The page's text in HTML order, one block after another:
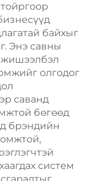
байхыг
Энэ савны
жишээлбэл
олгодог
саванд
бөгөөд
брэндийн
систем